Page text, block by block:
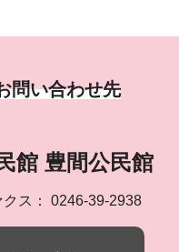
問い合わせ先
館 豊間公民館
クス： 0246-39-2938